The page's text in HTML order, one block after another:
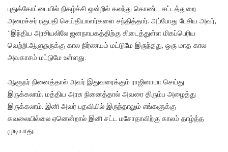
புதுக்கோட்டையில் நிகழ்ச்சி ஒன்றில் கலந்து கொண்ட சட்டத்துறை
அமைச்சர் ரகுபதி செய்தியாளர்களை சந்தித்தார். அப்போது பேசிய அவர்,
“இந்திய அரசியலிலே ஜனநாயகத்திற்கு கிடைத்துள்ள மிகப்பெரிய
வெற்றி.ஆளுநருக்கு கால நிர்ணயம் மட்டுமே இருந்தது, ஒரு மாத கால
அவகாசம் மட்டுமே உள்ளது.
ஆளுநர் நினைத்தால் அவர் இதுவரைக்கும் ராஜினாமா செய்து
இருக்கலாம். மத்திய அரசு நினைத்தால் அவரை திரும்ப அழைத்து
இருக்கலாம். இனி அவர் பதவியில் இருந்தாலும் எங்களுக்கு
கவலையில்லை ஏனென்றால் இனி சட்ட மசோதாவிற்கு காலம் தாழ்த்த
முடியாது.